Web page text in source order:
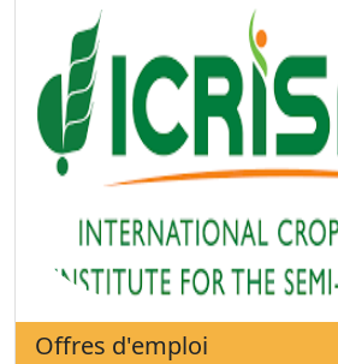
Offres d'emploi